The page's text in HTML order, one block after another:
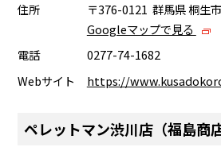
住所
〒376-0121 群馬県 桐生
Googleマップで見る
電話
0277-74-1682
Webサイト
https://
ペレットマン渋川店（福島商店